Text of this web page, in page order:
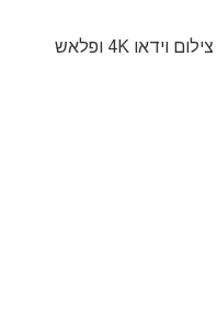
מצלמת 13 מגה פיקסל, BSI עם צילום וידאו 4K ופלאש